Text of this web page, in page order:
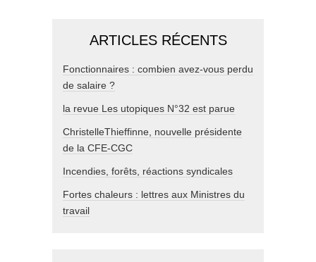
ARTICLES RÉCENTS
Fonctionnaires : combien avez-vous perdu
de salaire ?
la revue Les utopiques N°32 est parue
ChristelleThieffinne, nouvelle présidente
de la CFE-CGC
Incendies, forêts, réactions syndicales
Fortes chaleurs : lettres aux Ministres du
travail